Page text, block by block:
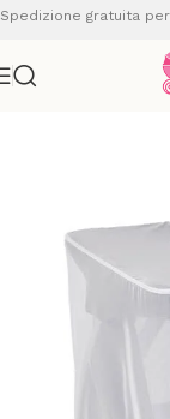
Spedizione gratuita